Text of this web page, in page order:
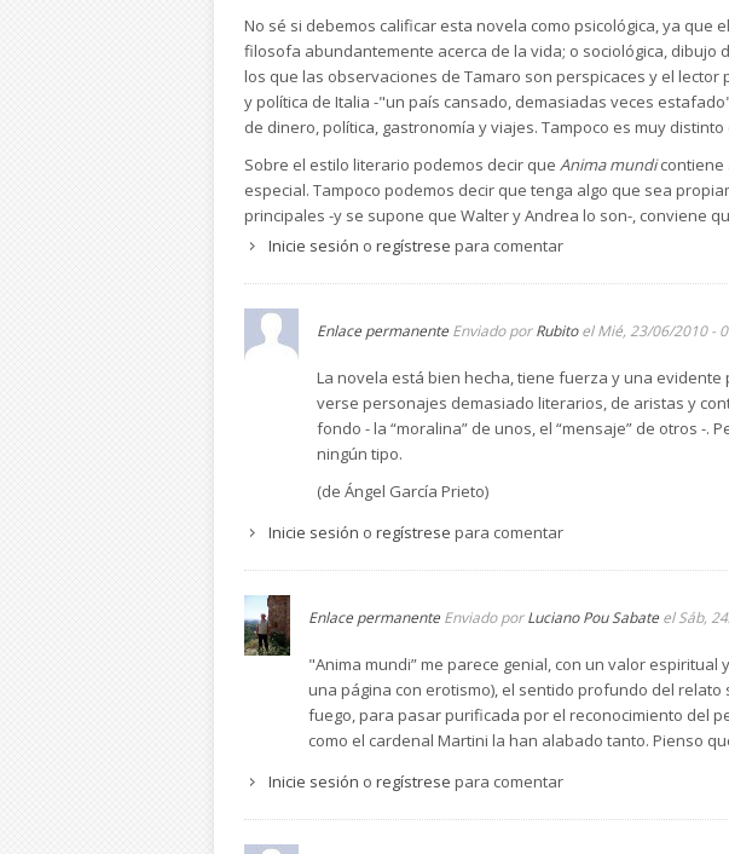
No sé si debemos calificar esta novela como psicológica, ya
filosofa abundantemente acerca de la vida; o sociológica,
los que las observaciones de Tamaro son perspicaces y el
y política de Italia -"un país cansado, demasiadas veces
de dinero, política, gastronomía y viajes. Tampoco es muy
Sobre el estilo literario podemos decir que Anima mundicontiene
especial. Tampoco podemos decir que tenga algo que sea
principales -y se supone que Walter y Andrea lo son-, conviene
Walter y termina abandonando voluntariamente la escena. En
como para alentarlos con este tipo de novelas. Tampoco
esperanza en el relato.
Inicie sesión o regístrese para comentar
Enlace permanente Enviado porRubitoel Mié, 23/06/2010 -
La novela está bien hecha, tiene fuerza y una
verse personajes demasiado literarios, de aristas y
fondo - la “moralina” de unos, el “mensaje” de otros -
ningún tipo.
(de Ángel García Prieto)
Inicie sesión o regístrese para comentar
Enlace permanente Enviado porLuciano Pou Sabateel Sáb,
"Anima mundi” me parece genial, con un valor
una página con erotismo), el sentido profundo del
fuego, para pasar purificada por el reconocimiento del
como el cardenal Martini la han alabado tanto. Pienso
Inicie sesión o regístrese para comentar